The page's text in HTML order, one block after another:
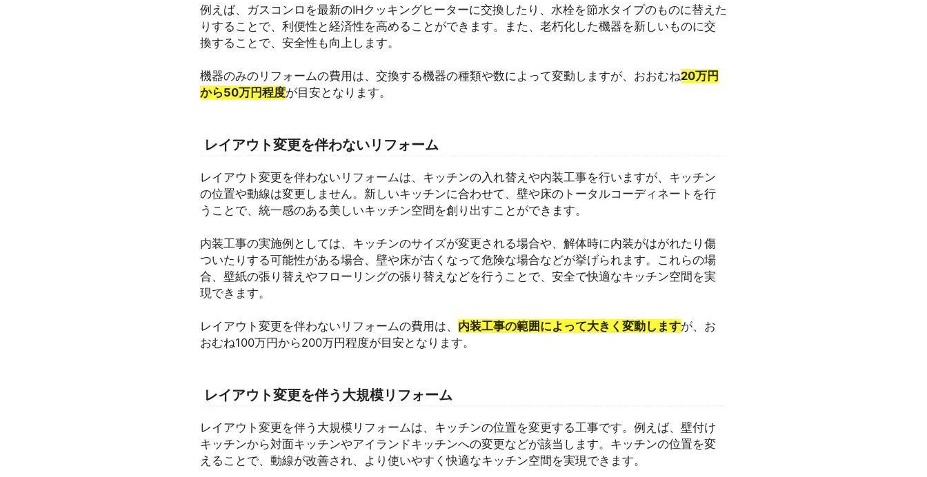
例えば、ガスコンロを最新のIHクッキングヒーターに交換したり、水栓を節水タイプのものに替えた
りすることで、利便性と経済性を高めることができます。また、老朽化した機器を新しいものに交
換することで、安全性も向上します。
機器のみのリフォームの費用は、交換する機器の種類や数によって変動しますが、おおむね20万円
から50万円程度が目安となります。
レイアウト変更を伴わないリフォーム
レイアウト変更を伴わないリフォームは、キッチンの入れ替えや内装工事を行いますが、キッチン
の位置や動線は変更しません。新しいキッチンに合わせて、壁や床のトータルコーディネートを行
うことで、統一感のある美しいキッチン空間を創り出すことができます。
内装工事の実施例としては、キッチンのサイズが変更される場合や、解体時に内装がはがれたり傷
ついたりする可能性がある場合、壁や床が古くなって危険な場合などが挙げられます。これらの場
合、壁紙の張り替えやフローリングの張り替えなどを行うことで、安全で快適なキッチン空間を実
現できます。
レイアウト変更を伴わないリフォームの費用は、 内装工事の範囲によって大きく変動しますが、お
おむね100万円から200万円程度が目安となります。
レイアウト変更を伴う大規模リフォーム
レイアウト変更を伴う大規模リフォームは、キッチンの位置を変更する工事です。例えば、壁付け
キッチンから対面キッチンやアイランドキッチンへの変更などが該当します。キッチンの位置を変
えることで、動線が改善され、より使いやすく快適なキッチン空間を実現できます。